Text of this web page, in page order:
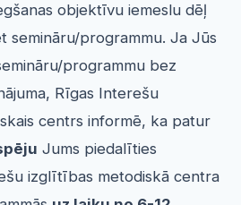
objektīvu iemeslu dēļ
semināru/programmu. Ja Jūs
programmu bez
Rīgas Interešu
centrs informē, ka patur
Jums piedalīties
izglītības metodiskā centra